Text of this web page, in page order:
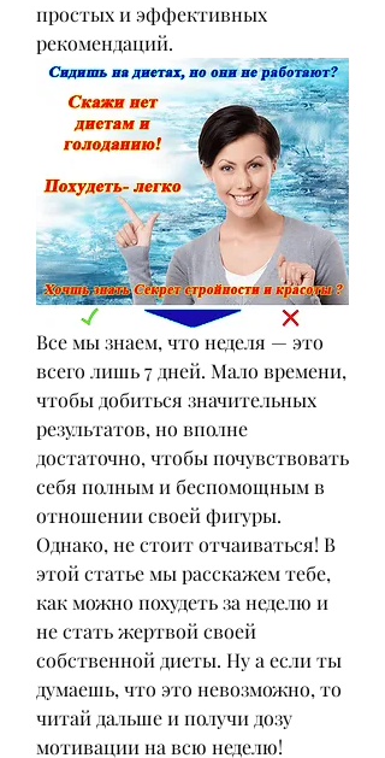
простых и эффективных
рекомендаций.
Все мы знаем, что неделя — это
всего лишь 7 дней. Мало времени,
чтобы добиться значительных
результатов, но вполне
достаточно, чтобы почувствовать
себя полным и беспомощным в
отношении своей фигуры.
Однако, не стоит отчаиваться! В
этой статье мы расскажем тебе,
как можно похудеть за неделю и
не стать жертвой своей
собственной диеты. Ну а если ты
думаешь, что это невозможно, то
читай дальше и получи дозу
мотивации на всю неделю!